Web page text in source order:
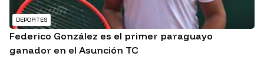
DEPORTES
Federico González es el primer paraguayo
ganador en el Asunción TC